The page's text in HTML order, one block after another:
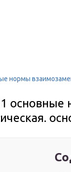
нормы